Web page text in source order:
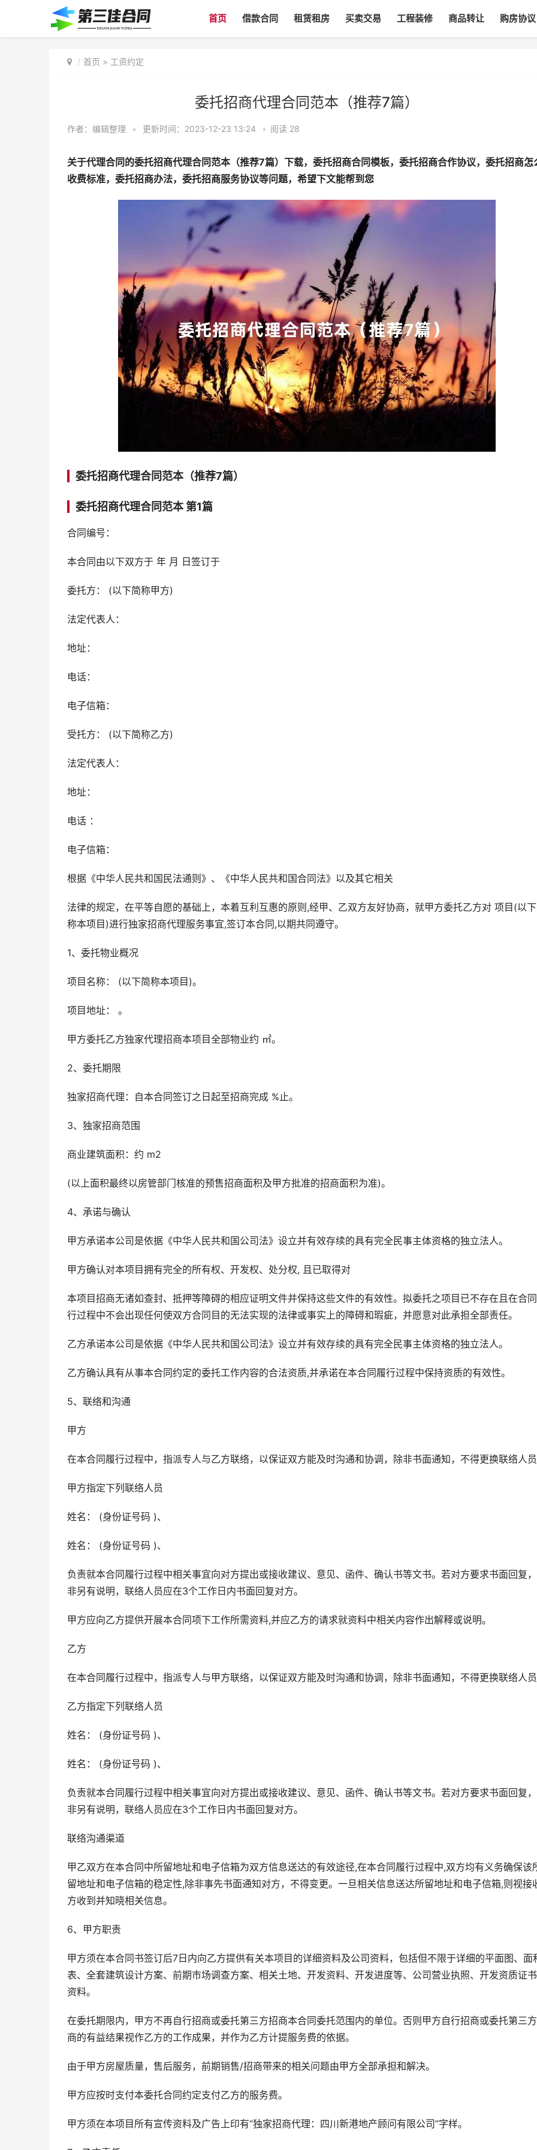
首页 借款合同 租赁租房 买卖交易 工程装修 商品转让 购房协议
首页 > 工资约定
委托招商代理合同范本（推荐7篇）
作者： 编辑整理 • 更新时间：2023-12-23 13:24 • 阅读 28
关于代理合同的委托招商代理合同范本（推荐7篇）下载，委托招商合同模板，委托招商合作协议，委托招商怎
收费标准，委托招商办法，委托招商服务协议等问题，希望下文能帮到您
委托招商代理合同范本（推荐7篇）
委托招商代理合同范本 第1篇
合同编号：
本合同由以下双方于 年 月 日签订于
委托方： (以下简称甲方)
法定代表人：
地址：
电话：
电子信箱：
受托方： (以下简称乙方)
法定代表人：
地址：
电话 ：
电子信箱：
根据《中华人民共和国民法通则》、《中华人民共和国合同法》以及其它相关
法律的规定，在平等自愿的基础上，本着互利互惠的原则,经甲、乙双方友好协商，就甲方委托乙方对 项目(以
称本项目)进行独家招商代理服务事宜,签订本合同,以期共同遵守。
1、委托物业概况
项目名称： (以下简称本项目)。
项目地址： 。
甲方委托乙方独家代理招商本项目全部物业约 ㎡。
2、委托期限
独家招商代理：自本合同签订之日起至招商完成 %止。
3、独家招商范围
商业建筑面积：约 m2
(以上面积最终以房管部门核准的预售招商面积及甲方批准的招商面积为准)。
4、承诺与确认
甲方承诺本公司是依据《中华人民共和国公司法》设立并有效存续的具有完全民事主体资格的独立法人。
甲方确认对本项目拥有完全的所有权、开发权、处分权, 且已取得对
本项目招商无诸如查封、抵押等障碍的相应证明文件并保持这些文件的有效性。拟委托之项目已不存在且在合
行过程中不会出现任何使双方合同目的无法实现的法律或事实上的障碍和瑕疵，并愿意对此承担全部责任。
乙方承诺本公司是依据《中华人民共和国公司法》设立并有效存续的具有完全民事主体资格的独立法人。
乙方确认具有从事本合同约定的委托工作内容的合法资质,并承诺在本合同履行过程中保持资质的有效性。
5、联络和沟通
甲方
在本合同履行过程中，指派专人与乙方联络，以保证双方能及时沟通和协调，除非书面通知，不得更换联络人
甲方指定下列联络人员
姓名： (身份证号码 )、
姓名： (身份证号码 )、
负责就本合同履行过程中相关事宜向对方提出或接收建议、意见、函件、确认书等文书。若对方要求书面回复
非另有说明，联络人员应在3个工作日内书面回复对方。
甲方应向乙方提供开展本合同项下工作所需资料,并应乙方的请求就资料中相关内容作出解释或说明。
乙方
在本合同履行过程中，指派专人与甲方联络，以保证双方能及时沟通和协调，除非书面通知，不得更换联络人
乙方指定下列联络人员
姓名： (身份证号码 )、
姓名： (身份证号码 )、
负责就本合同履行过程中相关事宜向对方提出或接收建议、意见、函件、确认书等文书。若对方要求书面回复
非另有说明，联络人员应在3个工作日内书面回复对方。
联络沟通渠道
甲乙双方在本合同中所留地址和电子信箱为双方信息送达的有效途径,在本合同履行过程中,双方均有义务确保该
留地址和电子信箱的稳定性,除非事先书面通知对方，不得变更。一旦相关信息送达所留地址和电子信箱,则视接
方收到并知晓相关信息。
6、甲方职责
甲方须在本合同书签订后7日内向乙方提供有关本项目的详细资料及公司资料，包括但不限于详细的平面图、面
表、全套建筑设计方案、前期市场调查方案、相关土地、开发资料、开发进度等、公司营业执照、开发资质证
资料。
在委托期限内，甲方不再自行招商或委托第三方招商本合同委托范围内的单位。否则甲方自行招商或委托第三
商的有益结果视作乙方的工作成果，并作为乙方计提服务费的依据。
由于甲方房屋质量，售后服务，前期销售/招商带来的相关问题由甲方全部承担和解决。
甲方应按时支付本委托合同约定支付乙方的服务费。
甲方须在本项目所有宣传资料及广告上印有“独家招商代理：四川新港地产顾问有限公司”字样。